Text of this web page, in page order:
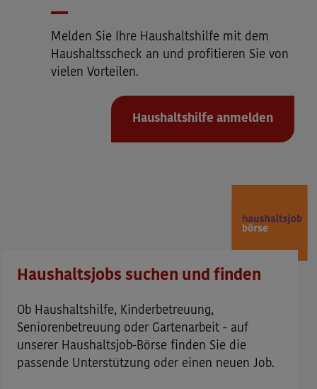
Melden Sie Ihre Haushaltshilfe mit dem
Haushaltsscheck an und profitieren Sie von
vielen Vorteilen.
Haushaltshilfe anmelden
Haushaltsjobs suchen und finden
Ob Haushaltshilfe, Kinderbetreuung,
Seniorenbetreuung oder Gartenarbeit - auf
unserer Haushaltsjob-Börse finden Sie die
passende Unterstützung oder einen neuen Job.